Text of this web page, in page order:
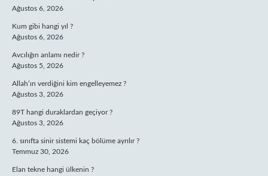
Ağustos 6, 2026
Kum gibi hangi yıl ?
Ağustos 6, 2026
Avcılığın anlamı nedir ?
Ağustos 5, 2026
Allah’ın verdiğini kim engelleyemez ?
Ağustos 3, 2026
89T hangi duraklardan geçiyor ?
Ağustos 3, 2026
6. sınıfta sinir sistemi kaç bölüme ayrılır ?
Temmuz 30, 2026
Elan tekne hangi ülkenin ?